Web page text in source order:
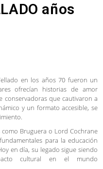
años
en los años 70 fueron un
ofrecían historias de amor
conservadoras que cautivaron a
y un formato accesible, se
Bruguera o Lord Cochrane
para la educación
en día, su legado sigue siendo
cultural en el mundo